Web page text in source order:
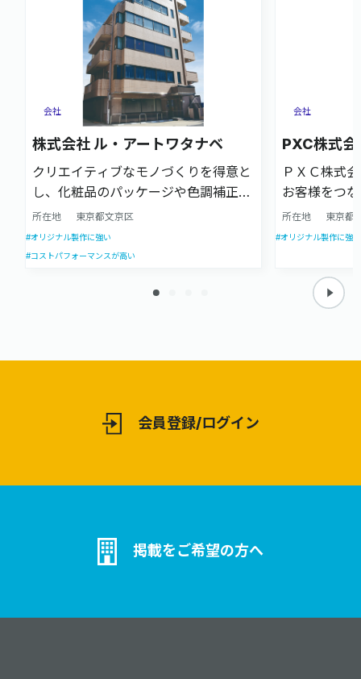
株式会社 ル・アートワタナベ
クリエイティブなモノづくりを得意と
し、化粧品のパッケージや色調補正を
伴う案件に強い企業です。企画立案か
らデザイン、製版、印刷加工までをワ
ンストップで対応します。
所在地 東京都文京区
会社
#オリジナル製作に強い
#コストパフォーマンスが高い
PXC株式会
ＰＸＣ株式
お客様をつ
企業理念の
事業を続け
に提供して
所在地 東京都
会社
#オリジナル製作に強い
会員登録/ログイン
掲載をご希望の方へ